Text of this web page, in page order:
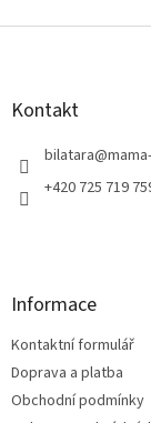
Z
Kontakt
bilatara@
+420 725 719
Informace
Kontaktní formulář
Doprava a platba
Obchodní podmínky